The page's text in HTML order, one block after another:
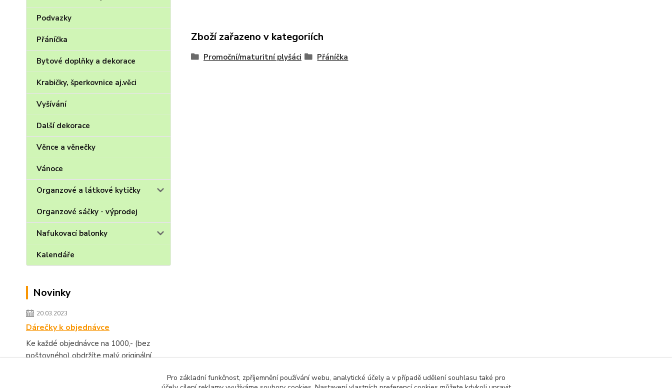
Podvazky
Přáníčka
Bytové doplňky a dekorace
Krabičky, šperkovnice aj.věci
Vyšívání
Další dekorace
Věnce a věnečky
Vánoce
Organzové a látkové kytičky
Organzové sáčky - výprodej
Nafukovací balonky
Kalendáře
Novinky
20.03.2023
Dárečky k objednávce
Ke každé objednávce na 1000,- (bez
poštovného) obdržíte malý originální
Zboží zařazeno v kategoriích
Promoční/maturitní plyšáci Přáníčka
Pro základní funkčnost, zpříjemnění používání webu, analytické účely a v případě udělení souhlasu také pro